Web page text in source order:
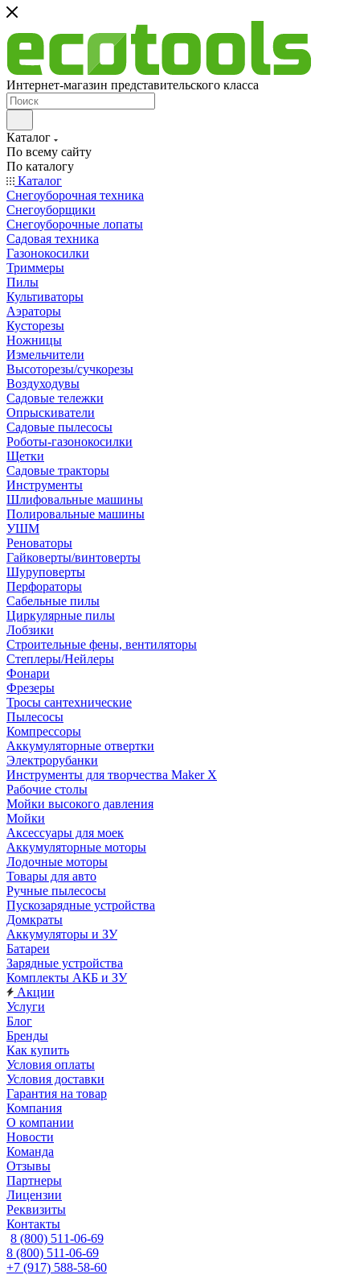
Интернет-магазин представительского класса
Каталог
По всему сайту
По каталогу
Каталог
Снегоуборочная техника
Снегоуборщики
Снегоуборочные лопаты
Садовая техника
Газонокосилки
Триммеры
Пилы
Культиваторы
Аэраторы
Кусторезы
Ножницы
Измельчители
Высоторезы/сучкорезы
Воздуходувы
Садовые тележки
Опрыскиватели
Садовые пылесосы
Роботы-газонокосилки
Щетки
Садовые тракторы
Инструменты
Шлифовальные машины
Полировальные машины
УШМ
Реноваторы
Гайковерты/винтоверты
Шуруповерты
Перфораторы
Сабельные пилы
Циркулярные пилы
Лобзики
Строительные фены, вентиляторы
Степлеры/Нейлеры
Фонари
Фрезеры
Тросы сантехнические
Пылесосы
Компрессоры
Аккумуляторные отвертки
Электрорубанки
Инструменты для творчества Maker X
Рабочие столы
Мойки высокого давления
Мойки
Аксессуары для моек
Аккумуляторные моторы
Лодочные моторы
Товары для авто
Ручные пылесосы
Пускозарядные устройства
Домкраты
Аккумуляторы и ЗУ
Батареи
Зарядные устройства
Комплекты АКБ и ЗУ
Акции
Услуги
Блог
Бренды
Как купить
Условия оплаты
Условия доставки
Гарантия на товар
Компания
О компании
Новости
Команда
Отзывы
Партнеры
Лицензии
Реквизиты
Контакты
8 (800) 511-06-69
8 (800) 511-06-69
+7 (917) 588-58-60